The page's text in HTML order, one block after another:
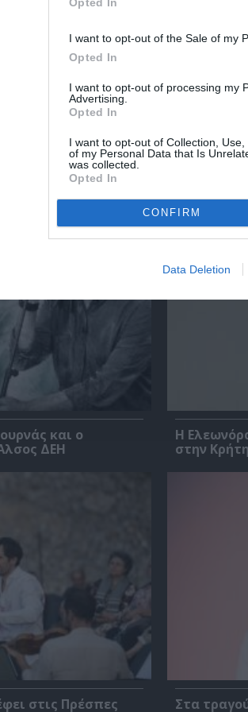
I want to opt-out of the Sale of my
Opted In
I want to opt-out of processing my
Advertising.
Opted In
I want to opt-out of Collection,
of my Personal Data that Is
was collected.
Opted In
CONFIRM
Data Deletion
νέα για την Τέχνη και τον Πολιτισμό!
Σχετικά Άρθρα
και ο
ΔΕΗ
Η
στην Κρήτη
στις Πρέσπες
Στα